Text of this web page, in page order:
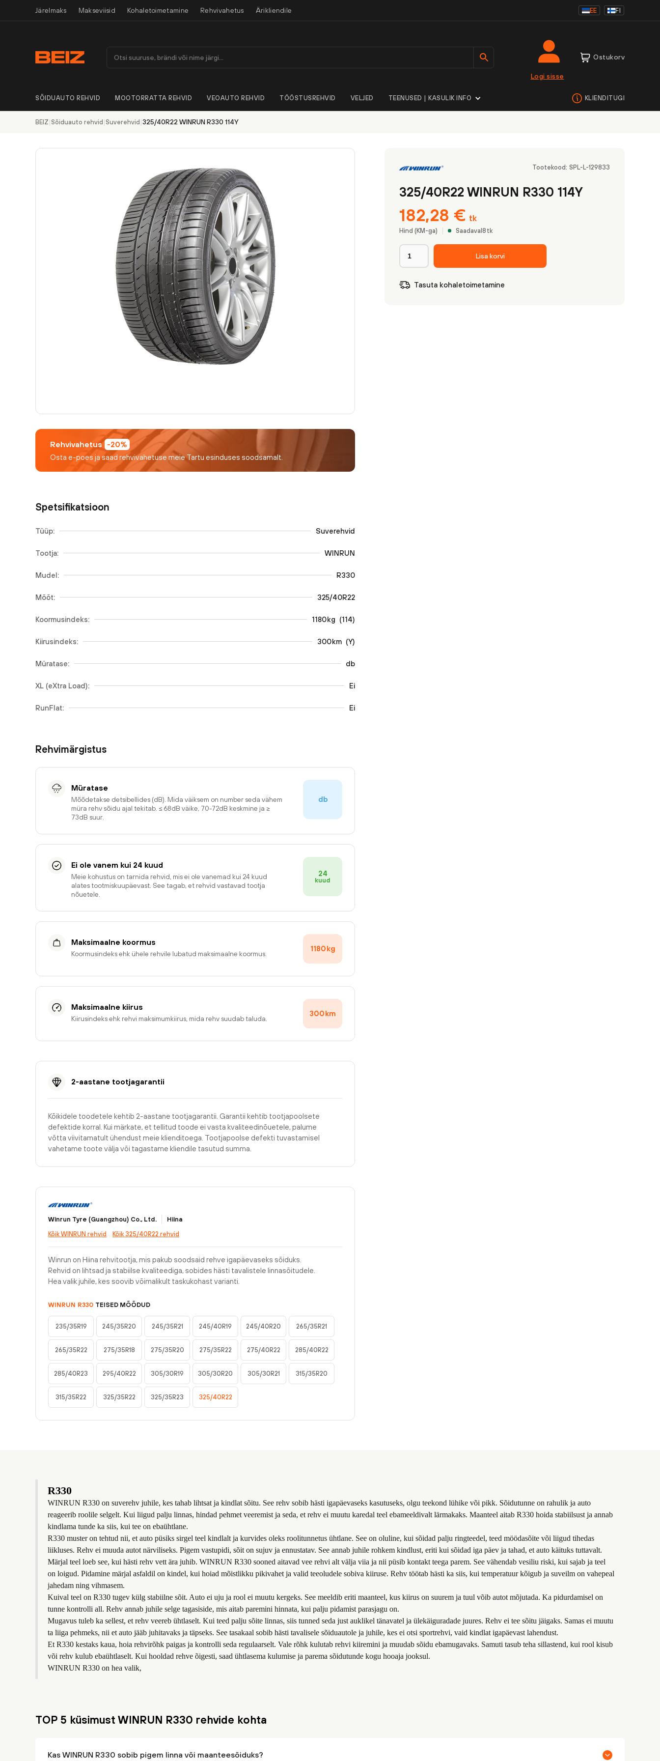
Järelmaks Makseviisid Kohaletoimetamine Rehvivahetus Ärikliendile EE FI
Logi sisse
Ostukorv
SÕIDUAUTO REHVID MOOTORRATTA REHVID VEOAUTO REHVID TÖÖSTUSREHVID VELJED TEENUSED | KASULIK INFO KLIENDITUGI
BEIZ | Sõiduauto rehvid | Suverehvid |325/40R22 WINRUN R330 114Y
Rehvivahetus -20%
Osta e-poes ja saad rehvivahetuse meie Tartu esinduses soodsamalt.
Spetsifikatsioon
Tüüp: Suverehvid
Tootja: WINRUN
Mudel: R330
Mõõt: 325/40R22
Koormusindeks: 1180kg (114)
Kiirusindeks: 300km (Y)
Müratase: db
XL (eXtra Load): Ei
RunFlat: Ei
Rehvimärgistus
Müratase
Mõõdetakse detsibellides (dB). Mida väiksem on number seda vähem
müra rehv sõidu ajal tekitab. ≤ 68dB väike, 70-72dB keskmine ja ≥
73dB suur.
db
Ei ole vanem kui 24 kuud
Meie kohustus on tarnida rehvid, mis ei ole vanemad kui 24 kuud
alates tootmiskuupäevast. See tagab, et rehvid vastavad tootja
nõuetele.
24
kuud
Maksimaalne koormus
Koormusindeks ehk ühele rehvile lubatud maksimaalne koormus.
1180kg
Maksimaalne kiirus
Kiirusindeks ehk rehvi maksimumkiirus, mida rehv suudab taluda.
300km
2-aastane tootjagarantii
Kõikidele toodetele kehtib 2-aastane tootjagarantii. Garantii kehtib tootjapoolsete
defektide korral. Kui märkate, et tellitud toode ei vasta kvaliteedinõuetele, palume
võtta viivitamatult ühendust meie klienditoega. Tootjapoolse defekti tuvastamisel
vahetame toote välja või tagastame kliendile tasutud summa.
Winrun Tyre (Guangzhou) Co., Ltd.
Hiina
Kõik WINRUN rehvid
Kõik 325/40R22 rehvid
Winrun on Hiina rehvitootja, mis pakub soodsaid rehve igapäevaseks sõiduks.
Rehvid on lihtsad ja stabiilse kvaliteediga, sobides hästi tavalistele linnasõitudele.
Hea valik juhile, kes soovib võimalikult taskukohast varianti.
WINRUN R330 TEISED MÕÕDUD
235/35R19 245/35R20 245/35R21 245/40R19 245/40R20 265/35R21
265/35R22 275/35R18 275/35R20 275/35R22 275/40R22 285/40R22
285/40R23 295/40R22 305/30R19 305/30R20 305/30R21 315/35R20
315/35R22 325/35R22 325/35R23 325/40R22
Tootekood: SPL-L-129833
325/40R22 WINRUN R330 114Y
182,28 € tk
Hind (KM-ga) Saadaval8 tk
Lisa korvi
Tasuta kohaletoimetamine
R330
WINRUN R330 on suverehv juhile, kes tahab lihtsat ja kindlat sõitu. See rehv sobib hästi igapäevaseks kasutuseks, olgu teekond lühike või pikk. Sõidutunne on rahulik ja auto
reageerib roolile selgelt. Kui liigud palju linnas, hindad pehmet veeremist ja seda, et rehv ei muutu karedal teel ebameeldivalt lärmakaks. Maanteel aitab R330 hoida stabiilsust ja annab
kindlama tunde ka siis, kui tee on ebaühtlane.
R330 muster on tehtud nii, et auto püsiks sirgel teel kindlalt ja kurvides oleks roolitunnetus ühtlane. See on oluline, kui sõidad palju ringteedel, teed möödasõite või liigud tihedas
liikluses. Rehv ei muuda autot närviliseks. Pigem vastupidi, sõit on sujuv ja ennustatav. See annab juhile rohkem kindlust, eriti kui sõidad iga päev ja tahad, et auto käituks tuttavalt.
Märjal teel loeb see, kui hästi rehv vett ära juhib. WINRUN R330 sooned aitavad vee rehvi alt välja viia ja nii püsib kontakt teega parem. See vähendab vesiliu riski, kui sajab ja teel
on loigud. Pidamine märjal asfaldil on kindel, kui hoiad mõistlikku pikivahet ja valid teeoludele sobiva kiiruse. Rehv töötab hästi ka siis, kui temperatuur kõigub ja suveilm on vahepeal
jahedam ning vihmasem.
Kuival teel on R330 tugev külg stabiilne sõit. Auto ei uju ja rool ei muutu kergeks. See meeldib eriti maanteel, kus kiirus on suurem ja tuul võib autot mõjutada. Ka pidurdamisel on
tunne kontrolli all. Rehv annab juhile selge tagasiside, mis aitab paremini hinnata, kui palju pidamist parasjagu on.
Mugavus tuleb ka sellest, et rehv veereb ühtlaselt. Kui teed palju sõite linnas, siis tunned seda just auklikel tänavatel ja ülekäiguradade juures. Rehv ei tee sõitu jäigaks. Samas ei muutu
ta liiga pehmeks, nii et auto jääb juhitavaks ja täpseks. See tasakaal sobib hästi tavalisele sõiduautole ja juhile, kes ei otsi sportrehvi, vaid kindlat igapäevast lahendust.
Et R330 kestaks kaua, hoia rehvirõhk paigas ja kontrolli seda regulaarselt. Vale rõhk kulutab rehvi kiiremini ja muudab sõidu ebamugavaks. Samuti tasub teha sillastend, kui rool kisub
või rehv kulub ebaühtlaselt. Kui hooldad rehve õigesti, saad ühtlasema kulumise ja parema sõidutunde kogu hooaja jooksul.
WINRUN R330 on hea valik,
TOP 5 küsimust WINRUN R330 rehvide kohta
Kas WINRUN R330 sobib pigem linna või maanteesõiduks?